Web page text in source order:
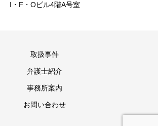
I・F・Oビル4階A号室
取扱事件
弁護士紹介
事務所案内
お問い合わせ